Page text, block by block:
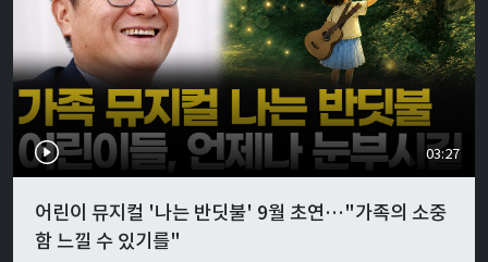
03:27
어린이 뮤지컬 '나는 반딧불' 9월 초연…"가족의 소중
함 느낄 수 있기를"